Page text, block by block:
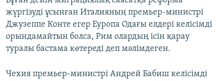
жүргізуді ұсынған Италияның премьер-министрі
Джузеппе Конте егер Еуропа Одағы елдері келісімді
орындамайтын болса, Рим олардың ісін қарау
туралы бастама көтереді деп мәлімдеген.
Чехия премьер-министрі Андрей Бабиш келісімді